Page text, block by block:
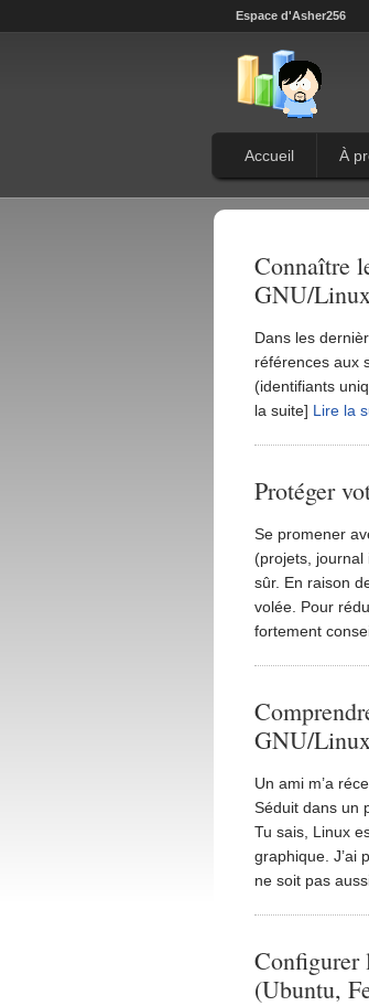
Espace d'Asher256
Accueil À
Connaître
GNU/
Dans les
références aux
(identifiants
la suite] Lire la
Protéger
Se promener
(projets, journal
sûr. En raison
volée. Pour
fortement
GNU/
Un ami m’a
Séduit dans un
Tu sais, Linux
graphique. J’ai
ne soit pas
Configurer
(Ubuntu,